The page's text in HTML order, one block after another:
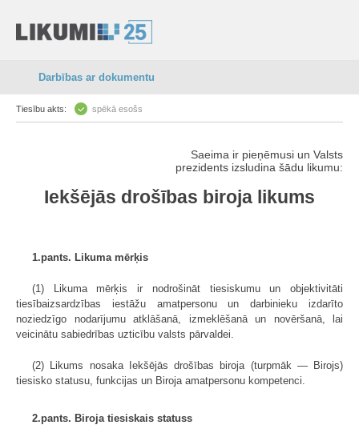
Darbības ar dokumentu
Tiesību akts: spēkā esošs
Saeima ir pieņēmusi un Valsts
prezidents izsludina šādu likumu:
Iekšējās drošības biroja likums
1.pants. Likuma mērķis
(1) Likuma mērķis ir nodrošināt tiesiskumu un objektivitāti
tiesībaizsardzības iestāžu amatpersonu un darbinieku izdarīto
noziedzīgo nodarījumu atklāšanā, izmeklēšanā un novēršanā, lai
veicinātu sabiedrības uzticību valsts pārvaldei.
(2) Likums nosaka Iekšējās drošības biroja (turpmāk — Birojs)
tiesisko statusu, funkcijas un Biroja amatpersonu kompetenci.
2.pants. Biroja tiesiskais statuss